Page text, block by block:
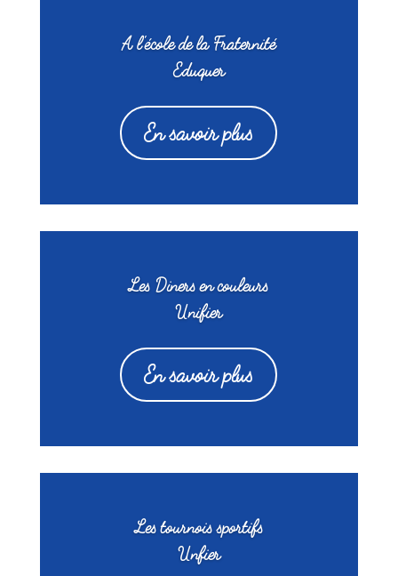
A l'école de la Fraternité
Eduquer
En savoir plus
Les Diners en couleurs
Unifier
En savoir plus
Les tournois sportifs
Unfier